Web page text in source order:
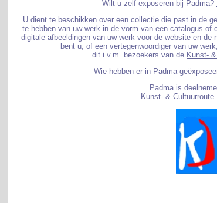
Wilt u zelf exposeren bij Padma?
U dient te beschikken over een collectie die past in de
te hebben van uw werk in de vorm van een catalogus of
digitale afbeeldingen van uw werk voor de website en
bent u, of een vertegenwoordiger van uw
dit i.v.m. bezoekers van de Kunst-
Wie hebben er in Padma
Padma is
Kunst- & Cultuurroute